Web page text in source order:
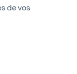
de vos